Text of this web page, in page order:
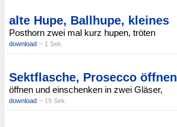
alte Hupe, Ballhupe, kleines
Posthorn zwei mal kurz hupen, tröten
download ~ 1 Sek.
Sektflasche, Prosecco öffnen
öffnen und einschenken in zwei Gläser,
download ~ 19 Sek.